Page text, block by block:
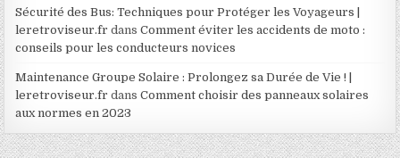
Sécurité des Bus: Techniques pour Protéger les Voyageurs |
leretroviseur.fr dansComment éviter les accidents de moto :
conseils pour les conducteurs novices
Maintenance Groupe Solaire : Prolongez sa Durée de Vie ! |
leretroviseur.fr dansComment choisir des panneaux solaires
aux normes en 2023